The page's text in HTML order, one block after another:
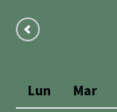
Lun Mar